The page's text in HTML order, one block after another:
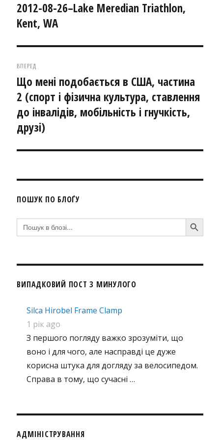
записів
Попередній
запис:
2012-08-26–Lake Meredian Triathlon,
Kent, WA
ВПЕРЕД
Наступний
запис:
Що мені подобається в США, частина
2 (спорт і фізична культура, ставлення
до інвалідів, мобільність і гнучкість,
друзі)
ПОШУК ПО БЛОҐУ
Search
for:
SEARCH BUTTON
ВИПАДКОВИЙ ПОСТ З МИНУЛОГО
Silca Hirobel Frame Clamp
1 рік ago
З першого погляду важко зрозуміти, що
воно і для чого, але насправді це дуже
корисна штука для догляду за велосипедом.
Справа в тому, що сучасні …
АДМІНІСТРУВАННЯ